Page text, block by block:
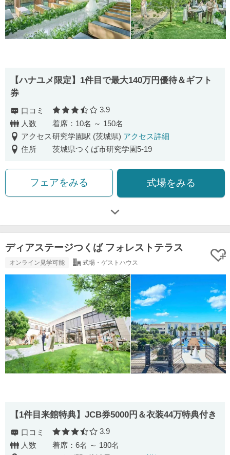
【ハナユメ限定】1件目で最大140万円優待＆ギフト
券
口コミ 口コミ評価
3.9
人数
着席：10名 ～ 150名
アクセス研究学園駅 (茨城県) アクセス詳細
住所
茨城県つくば市研究学園5-19
フェアをみる 式場をみる
ディアステージつくば フォレストテラス
オンライン見学可能 式場・ゲストハウス
【1件目来館特典】JCB券5000円＆衣装44万特典付き
口コミ 口コミ評価
3.9
人数
着席：6名 ～ 180名